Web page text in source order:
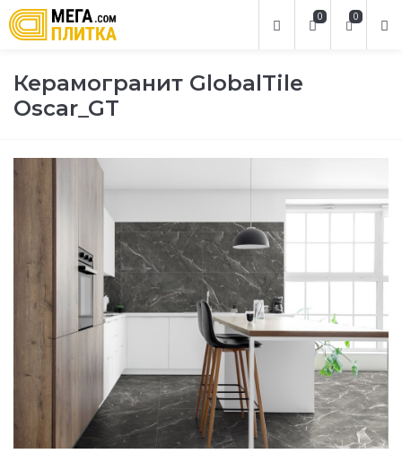
0
0
Керамогранит GlobalTile
Oscar_GT